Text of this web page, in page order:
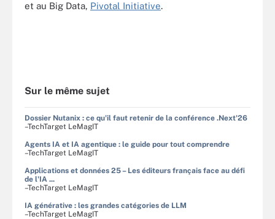
et au Big Data, Pivotal Initiative.
Sur le même sujet
Dossier Nutanix : ce qu'il faut retenir de la conférence .Next'26
–TechTarget LeMagIT
Agents IA et IA agentique : le guide pour tout comprendre
–TechTarget LeMagIT
Applications et données 25 – Les éditeurs français face au défi
de l'IA ...
–TechTarget LeMagIT
IA générative : les grandes catégories de LLM
–TechTarget LeMagIT